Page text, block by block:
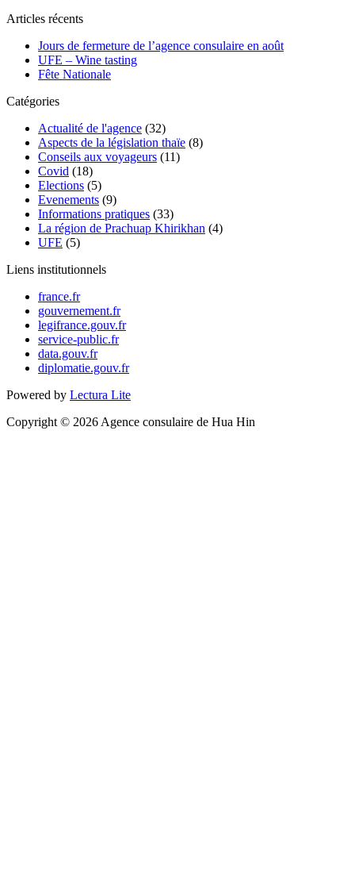
Articles récents
Jours de fermeture de l’agence consulaire en août
UFE – Wine tasting
Fête Nationale
Catégories
Actualité de l'agence (32)
Aspects de la législation thaïe (8)
Conseils aux voyageurs (11)
Covid (18)
Elections (5)
Evenements (9)
Informations pratiques (33)
La région de Prachuap Khirikhan (4)
UFE (5)
Liens institutionnels
france.fr
gouvernement.fr
legifrance.gouv.fr
service-public.fr
data.gouv.fr
diplomatie.gouv.fr
Powered by Lectura Lite
Copyright © 2026 Agence consulaire de Hua Hin